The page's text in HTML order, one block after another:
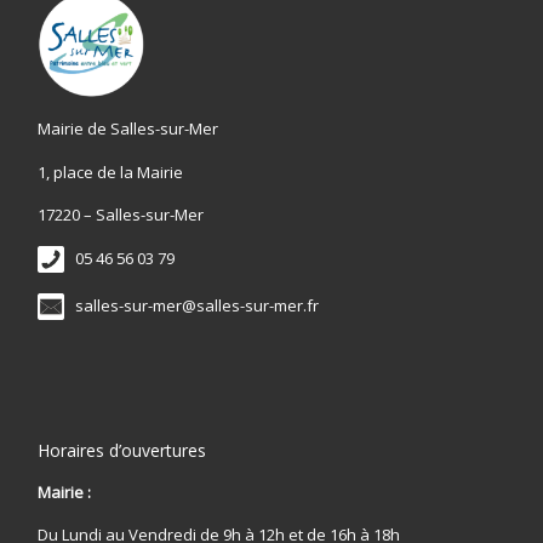
Mairie de Salles-sur-Mer
1, place de la Mairie
17220 – Salles-sur-Mer
05 46 56 03 79
salles-sur-mer@salles-sur-mer.fr
Horaires d’ouvertures
Mairie :
Du Lundi au Vendredi de 9h à 12h et de 16h à 18h